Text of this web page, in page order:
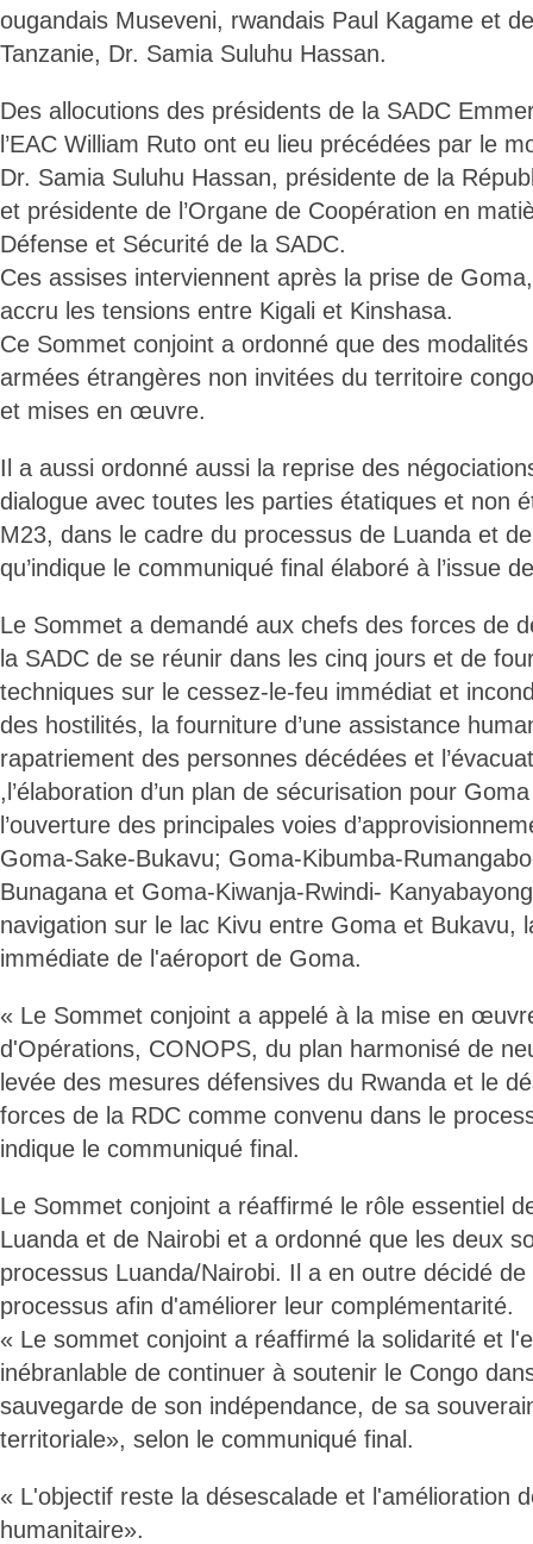
ougandais Museveni, rwandais Paul Kagame et
Tanzanie, Dr. Samia Suluhu Hassan.
Des allocutions des présidents de la SADC
l’EAC William Ruto ont eu lieu précédées par le
Dr. Samia Suluhu Hassan, présidente de la
et présidente de l’Organe de Coopération en
Défense et Sécurité de la SADC.
Ces assises interviennent après la prise de
accru les tensions entre Kigali et Kinshasa.
Ce Sommet conjoint a ordonné que des
armées étrangères non invitées du territoire
et mises en œuvre.
Il a aussi ordonné aussi la reprise des
dialogue avec toutes les parties étatiques et non
M23, dans le cadre du processus de Luanda et
qu’indique le communiqué final élaboré à l’issue
Le Sommet a demandé aux chefs des forces de
la SADC de se réunir dans les cinq jours et de
techniques sur le cessez-le-feu immédiat et
des hostilités, la fourniture d’une assistance
rapatriement des personnes décédées et
,l’élaboration d’un plan de sécurisation pour
l’ouverture des principales voies
Goma-Sake-Bukavu; Goma-Kibumba-
Bunagana et Goma-Kiwanja-Rwindi-
navigation sur le lac Kivu entre Goma et Bukavu,
immédiate de l'aéroport de Goma.
« Le Sommet conjoint a appelé à la mise en
d'Opérations, CONOPS, du plan harmonisé de
levée des mesures défensives du Rwanda et le
forces de la RDC comme convenu dans le
indique le communiqué final.
Le Sommet conjoint a réaffirmé le rôle essentiel
Luanda et de Nairobi et a ordonné que les deux
processus Luanda/Nairobi. Il a en outre décidé
processus afin d'améliorer leur complémentarité.
« Le sommet conjoint a réaffirmé la solidarité et
inébranlable de continuer à soutenir le Congo
sauvegarde de son indépendance, de sa
territoriale», selon le communiqué final.
« L'objectif reste la désescalade et l'amélioration
humanitaire».